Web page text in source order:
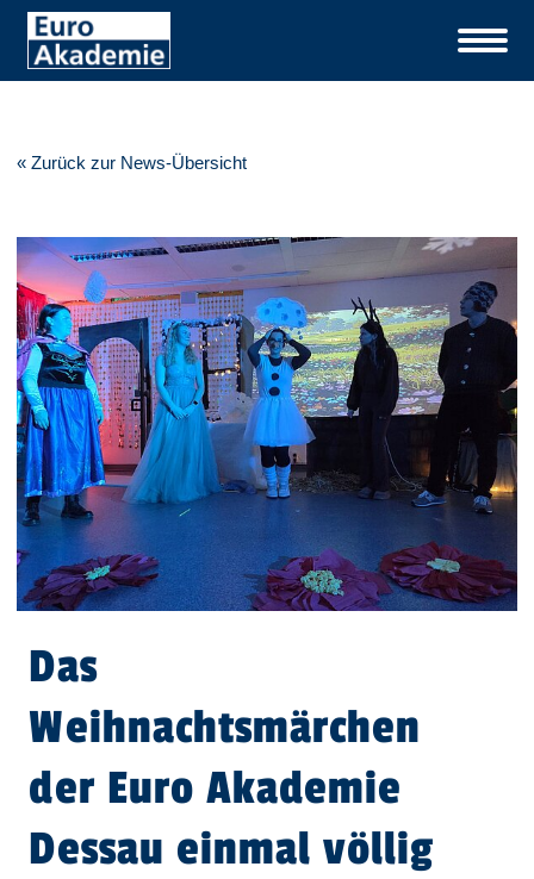
« Zurück zur News-Übersicht
Das
Weihnachtsmärchen
der Euro Akademie
Dessau einmal völlig